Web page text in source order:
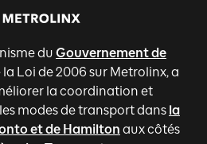
du Gouvernement de
Loi de 2006 sur Metrolinx, a
la coordination et
modes de transport dans la
et de Hamilton aux côtés